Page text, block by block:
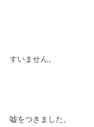
すいません。
嘘をつきました。